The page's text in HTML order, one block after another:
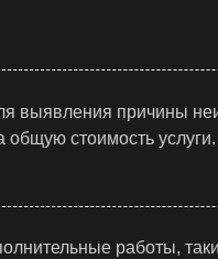
выявления причины
общую стоимость услуги.
работы,